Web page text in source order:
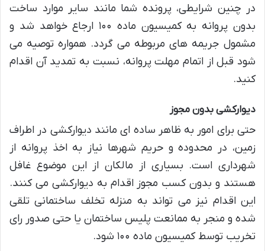
در چنین شرایطی، پرونده شما مانند سایر موارد ساخت
بدون پروانه به کمیسیون ماده ۱۰۰ ارجاع خواهد شد و
مشمول جریمه های مربوطه می گردد. همواره توصیه می
شود قبل از اتمام مهلت پروانه، نسبت به تمدید آن اقدام
کنید.
دیوارکشی بدون مجوز
حتی برای امور به ظاهر ساده ای مانند دیوارکشی در اطراف
زمین، در محدوده و حریم شهرها نیاز به اخذ پروانه از
شهرداری است. بسیاری از مالکان از این موضوع غافل
هستند و بدون کسب مجوز اقدام به دیوارکشی می کنند.
این اقدام نیز می تواند به منزله تخلف ساختمانی تلقی
شده و منجر به ممانعت پلیس ساختمان یا حتی صدور رای
تخریب توسط کمیسیون ماده ۱۰۰ شود.